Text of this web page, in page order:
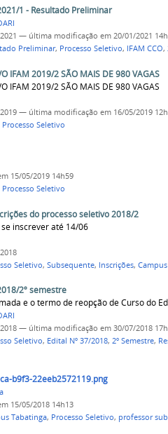
1 - Resultado Preliminar
— última modificação em 20/01/2021
Preliminar, Processo Seletivo, IFAM CCO,
IFAM 2019/2 SÃO MAIS DE 980 VAGAS
IFAM 2019/2 SÃO MAIS DE 980 VAGAS
— última modificação em 16/05/2019
Processo Seletivo
15/05/2019 14h59
Processo Seletivo
do processo seletivo 2018/2
inscrever até 14/06
Seletivo, Subsequente, Inscrições,
2º semestre
e o termo de reopção de Curso do
— última modificação em 30/07/2018
Seletivo, Edital Nº 37/2018, 2º Semestre,
b9f3-22eeb2572119.png
15/05/2018 14h13
Tabatinga, Processo Seletivo, professor